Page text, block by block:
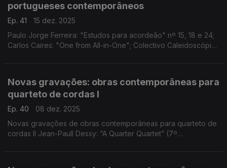
portugueses contemporâneos
Ep. 41
15 dez. 2025
Paulo Jorge Ferreira: "Estudos para acordeão" nº 15, 18 e 24;
Carlos Caires: "One from All-in-One"; Colectivo Caleidoscópio:
Novas gravações: obras contemporâneas para
quarteto de cordas I
Ep. 40
08 dez. 2025
Novas gravações de obras contemporâneas para quarteto de
cordas II Jean-Paull Dessy: “A Quarter Quartet” (7º